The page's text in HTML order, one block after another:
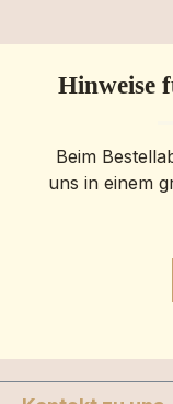
Hinweise
Beim
uns in einem